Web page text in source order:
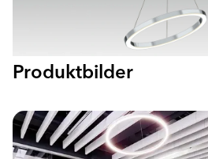
Produktbilder